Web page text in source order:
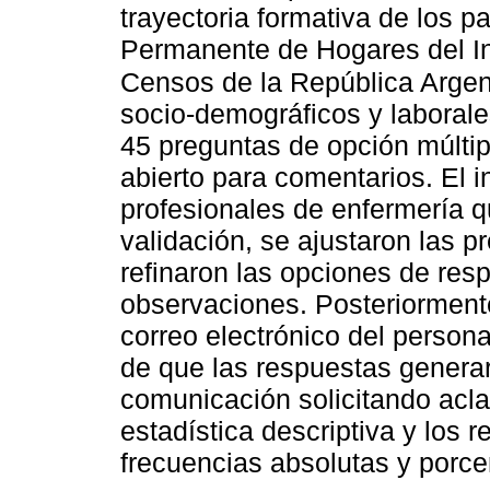
trayectoria formativa de los
Permanente de Hogares del
Censos de la República
socio-demográficos y
45 preguntas de opción
abierto para comentarios. El
profesionales de enfermería
validación, se ajustaron las
refinaron las opciones de
observaciones.
correo electrónico del
de que las respuestas
comunicación solicitando
estadística descriptiva y los
frecuencias absolutas y